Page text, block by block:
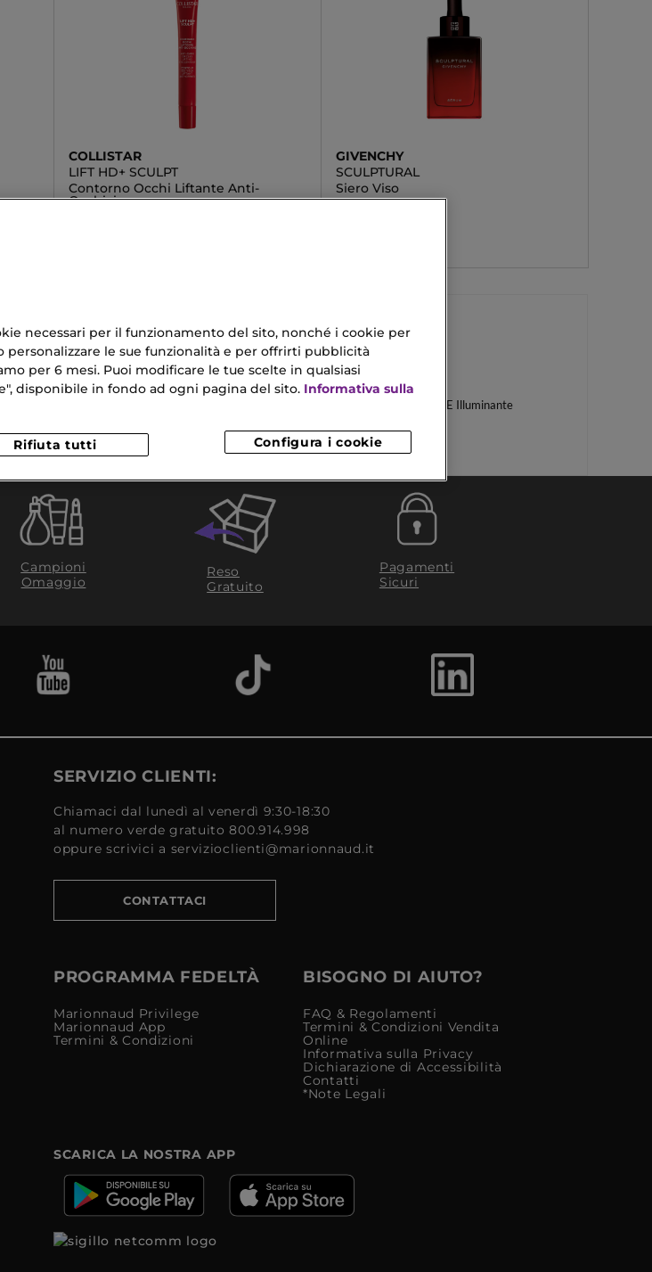
COLLISTAR
LIFT HD+ SCULPT
Contorno Occhi Liftante Anti-
Occhiaie
GIVENCHY
SCULPTURAL
Siero Viso
Gocce Per Occhi Rughe Sotto Gli Occhi
Trattamento Idratante E Illuminante
Campioni
Omaggio
Reso
Gratuito
Pagamenti
Sicuri
SERVIZIO CLIENTI:
Chiamaci dal lunedì al venerdì 9:30-18:30
al numero verde gratuito 800.914.998
oppure scrivici a servizioclienti@marionnaud.it
CONTATTACI
PROGRAMMA FEDELTÀ
Marionnaud Privilege
Marionnaud App
Termini & Condizioni
BISOGNO DI AIUTO?
FAQ & Regolamenti
Termini & Condizioni Vendita
Online
Informativa sulla Privacy
Dichiarazione di Accessibilità
Contatti
*Note Legali
SCARICA LA NOSTRA APP
necessari per il funzionamento del sito, nonché i cookie per
le sue funzionalità e per offrirti pubblicità
per 6 mesi. Puoi modificare le tue scelte in qualsiasi
disponibile in fondo ad ogni pagina del sito. Informativa sulla
Configura i cookie
Rifiuta tutti